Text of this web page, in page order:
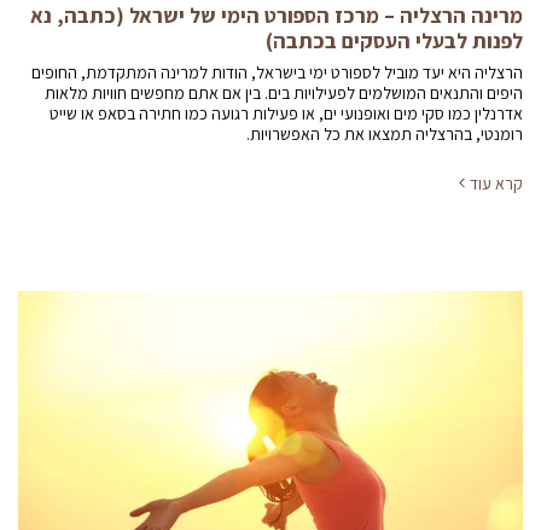
מרינה הרצליה – מרכז הספורט הימי של ישראל (כתבה, נא
לפנות לבעלי העסקים בכתבה)
הרצליה היא יעד מוביל לספורט ימי בישראל, הודות למרינה המתקדמת, החופים
היפים והתנאים המושלמים לפעילויות בים. בין אם אתם מחפשים חוויות מלאות
אדרנלין כמו סקי מים ואופנועי ים, או פעילות רגועה כמו חתירה בסאפ או שייט
רומנטי, בהרצליה תמצאו את כל האפשרויות.
קרא עוד